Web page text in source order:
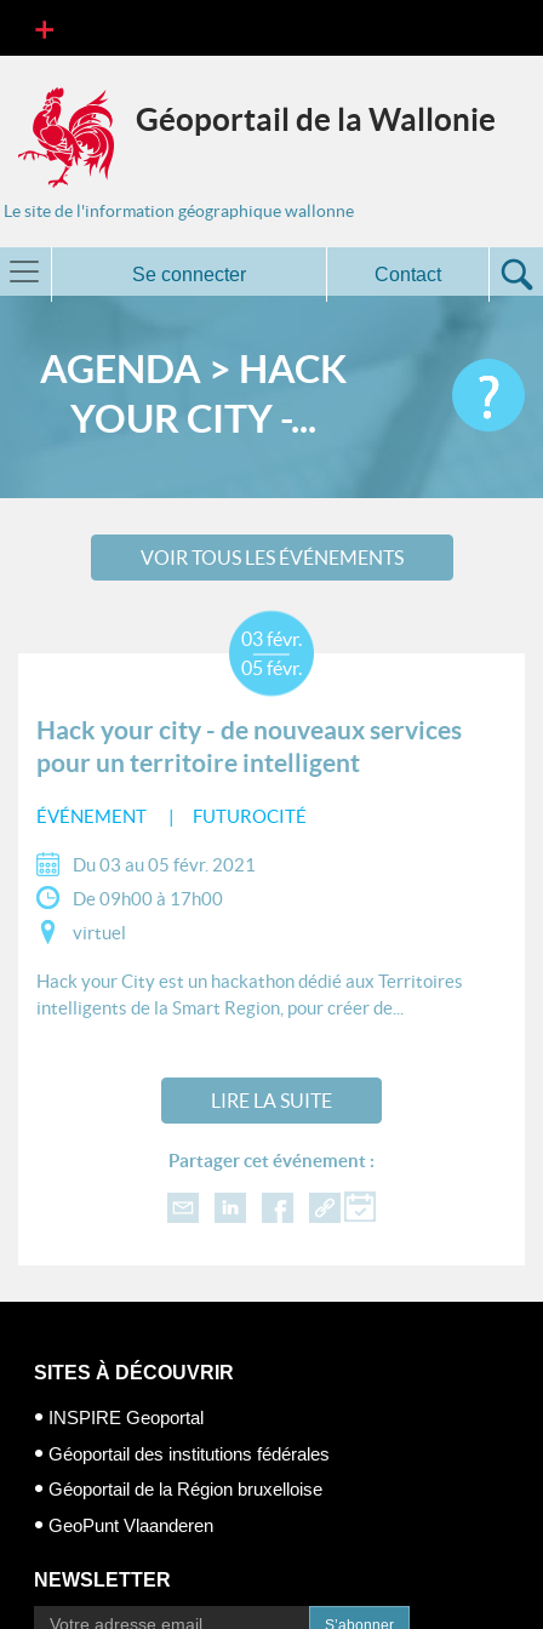
Géoportail de la Wallonie
Le site de l'information géographique wallonne
Se connecter Contact
AGENDA > HACK
YOUR CITY -...
VOIR TOUS LES ÉVÉNEMENTS
Hack your city - de nouveaux services
pour un territoire intelligent
ÉVÉNEMENT FUTUROCITÉ
03 févr.
05 févr.
Du 03 au 05 févr. 2021
De 09h00 à 17h00
virtuel
Hack your City est un hackathon dédié aux Territoires
intelligents de la Smart Region, pour créer de...
LIRE LA SUITE
Partager cet événement :
SITES À DÉCOUVRIR
INSPIRE Geoportal
Géoportail des institutions fédérales
Géoportail de la Région bruxelloise
GeoPunt Vlaanderen
NEWSLETTER
S’abonner